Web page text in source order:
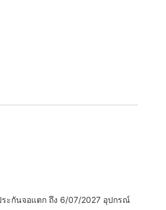
ระกันจอแตก ถึง 6/07/2027 อุปกรณ์